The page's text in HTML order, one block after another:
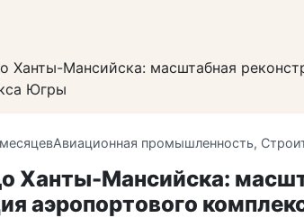
Ханты-Мансийска: масштабная
Югры
Авиационная промышленность,
Ханты-Мансийска:
аэропортового